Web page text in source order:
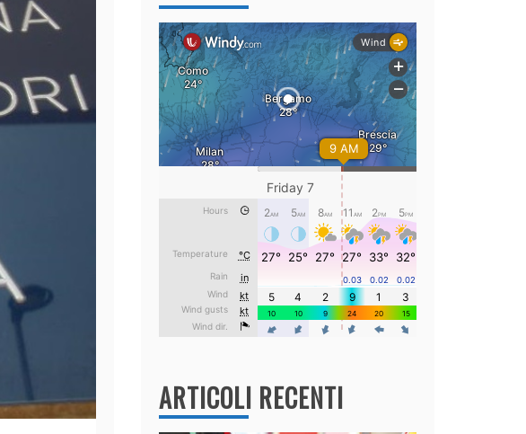
ARTICOLI RECENTI